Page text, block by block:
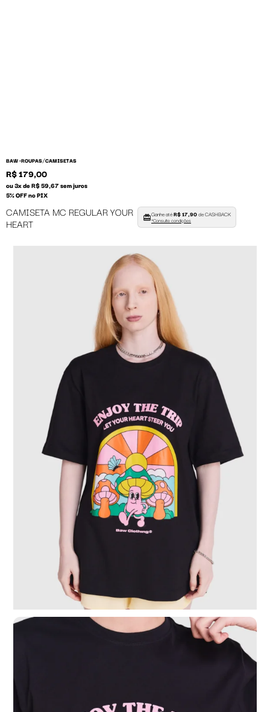
BAW •ROUPAS/CAMISETAS
R$ 179,00
ou 3x de R$ 59,67 sem juros
5% OFF no PIX
CAMISETA MC REGULAR YOUR
HEART
Ganhe atéR$ 17,90de CASHBACK
*Consulte condições